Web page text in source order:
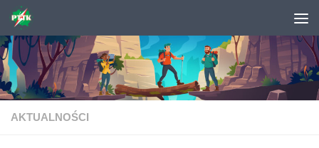
Skip to content
AKTUALNOŚCI